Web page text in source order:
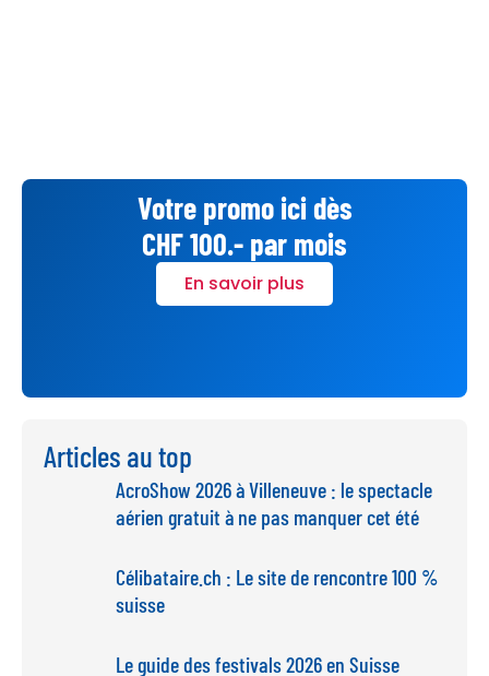
Votre promo ici dès
CHF 100.- par mois
En savoir plus
Articles au top
AcroShow 2026 à Villeneuve : le spectacle
aérien gratuit à ne pas manquer cet été
Célibataire.ch : Le site de rencontre 100 %
suisse
Le guide des festivals 2026 en Suisse